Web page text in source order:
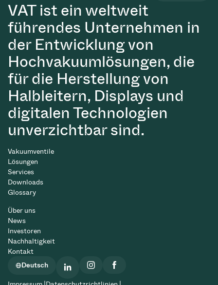
VAT ist ein weltweit
führendes Unternehmen in
der Entwicklung von
Hochvakuumlösungen, die
für die Herstellung von
Halbleitern, Displays und
digitalen Technologien
unverzichtbar sind.
Vakuumventile
Lösungen
Services
Downloads
Glossary
Über uns
News
Investoren
Nachhaltigkeit
Kontakt
Deutsch